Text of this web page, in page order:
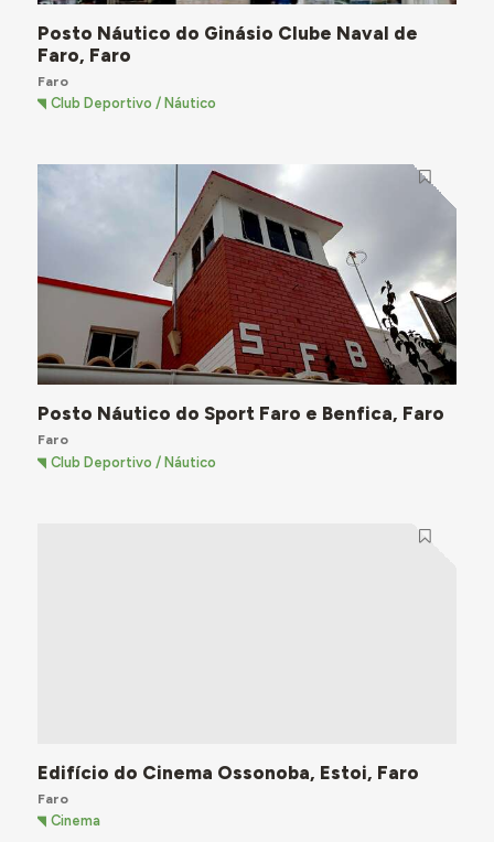
Posto Náutico do Ginásio Clube Naval de
Faro, Faro
Faro
Club Deportivo / Náutico
Posto Náutico do Sport Faro e Benfica, Faro
Faro
Club Deportivo / Náutico
Edifício do Cinema Ossonoba, Estoi, Faro
Faro
Cinema